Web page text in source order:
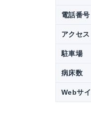
電話番号
アクセス
駐車場
病床数
Webサ